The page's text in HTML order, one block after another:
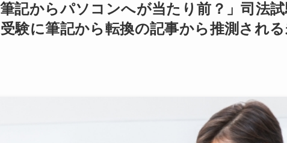
記からパソコンへが当たり前？」司法
験に筆記から転換の記事から推測され